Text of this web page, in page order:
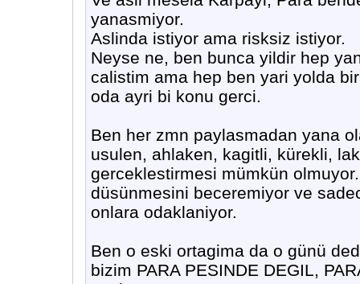
yanasmiyor.
Aslinda istiyor ama risksiz istiyor.
Neyse ne, ben bunca yildir hep
calistim ama hep ben yari yolda
oda ayri bi konu gerci.
Ben her zmn paylasmadan yana
usulen, ahlaken, kagitli, kürekli,
gerceklestirmesi mümkün
düsünmesini beceremiyor ve
onlara odaklaniyor.
Ben o eski ortagima da o günü
bizim PARA PESINDE DEGIL,